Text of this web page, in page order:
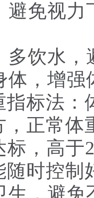
避免视
多饮水，
体，增
指标法：
，正常
标，高
时控制
生，避